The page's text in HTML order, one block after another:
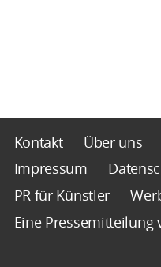
Kontakt Über uns
Impressum
PR für Künstler
Eine Pressemitteilung